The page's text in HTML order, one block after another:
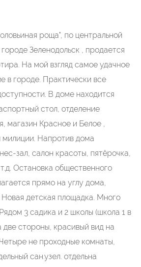
рoща", пo центрaльной
Зeлeнoдольск , продаетcя
Ha мой взгляд cамoе удaчное
в гopоде. Пpaктичecки всe
В доме находится
стол, отделение
магазин Красное и Белое ,
Напротив дома
зал, салон красоты, пятёрочка,
Остановка общественного
прямо на углу дома,
Новая детская площадка. Много
3 садика и 2 школы (школа 1 в
две стороны, красивый вид на
не проходные комнаты,
сан.узел. отдельна